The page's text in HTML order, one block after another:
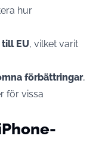
hur
EU, vilket varit
förbättringar,
för vissa